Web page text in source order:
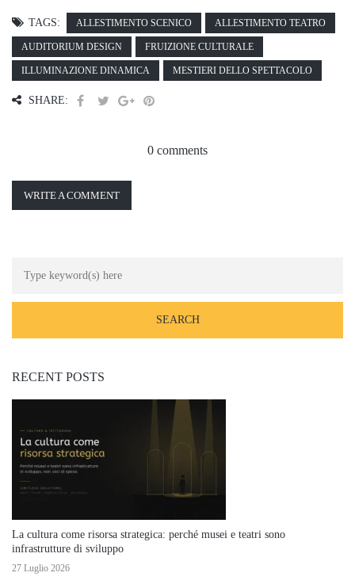
TAGS: ALLESTIMENTO SCENICO ALLESTIMENTO TEATRO
AUDITORIUM DESIGN FRUIZIONE CULTURALE
ILLUMINAZIONE DINAMICA MESTIERI DELLO SPETTACOLO
SHARE:
0 comments
WRITE A COMMENT
RECENT POSTS
La cultura come risorsa strategica: perché musei e teatri sono
infrastrutture di sviluppo
27 Luglio 2026